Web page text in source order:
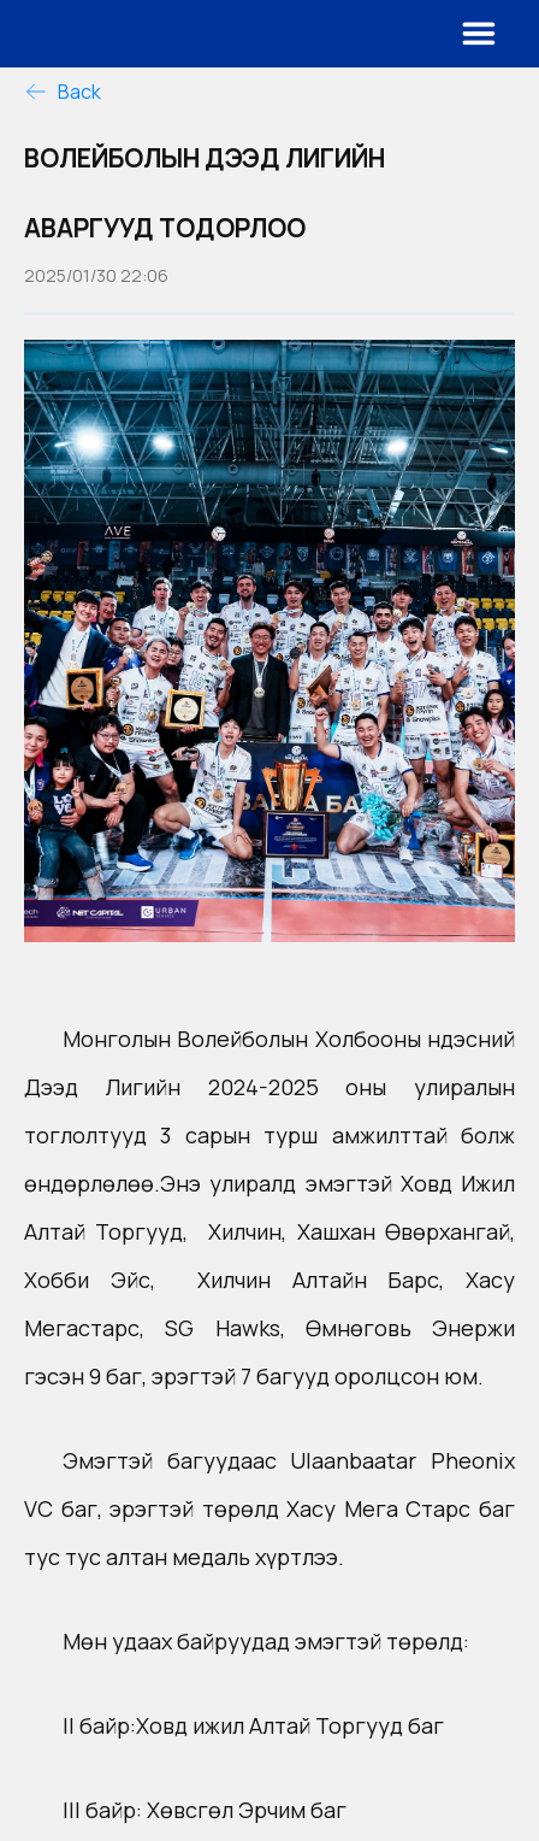
Back
ВОЛЕЙБОЛЫН ДЭЭД ЛИГИЙН
АВАРГУУД ТОДОРЛОО
2025/01/30 22:06
Монголын Волейболын Холбооны Үндэсний
Дээд Лигийн 2024-2025 оны улиралын
тоглолтууд 3 сарын турш амжилттай болж
өндөрлөлөө.Энэ улиралд эмэгтэй Ховд Ижил
Алтай Торгууд, Хилчин, Хашхан Өвөрхангай,
Хобби Эйс, Хилчин Алтайн Барс, Хасу
Мегастарс, SG Hawks, Өмнөговь Энержи
гэсэн 9 баг, эрэгтэй 7 багууд оролцсон юм.
Эмэгтэй багуудаас Ulaanbaatar Pheonix
VC баг, эрэгтэй төрөлд Хасу Мега Старс баг
тус тус алтан медаль хүртлээ.
Мөн удаах байруудад эмэгтэй төрөлд:
II байр:Ховд ижил Алтай Торгууд баг
III байр: Хөвсгөл Эрчим баг